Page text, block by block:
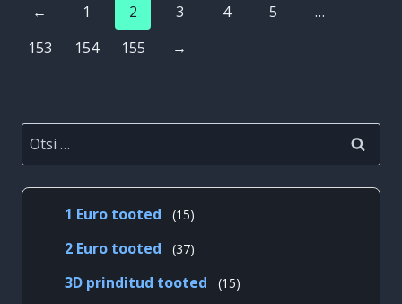
← 1 2 3 4 5
…
153
154 155 →
Otsi:
1 Euro tooted 1515
2 Euro tooted 3737
3D prinditud tooted 1515